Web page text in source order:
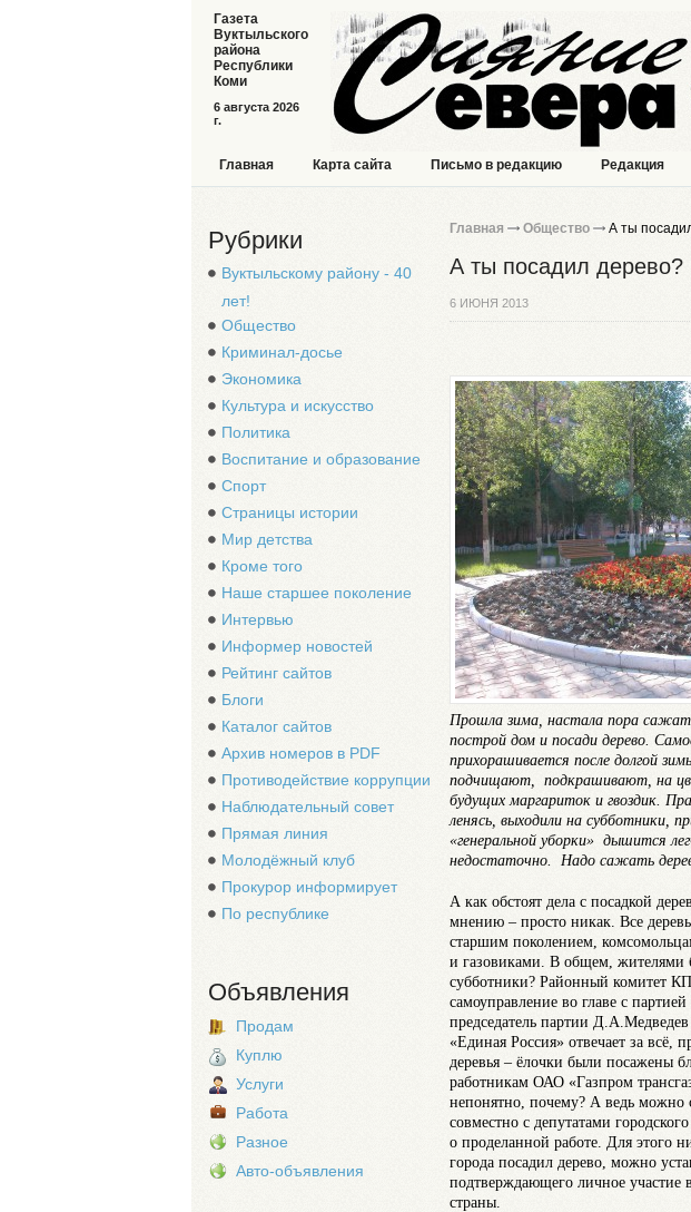
6 августа 2026
г.
Газета
Вуктыльского
района
Республики
Коми
Главная Карта сайта Письмо в редакцию Редакция
Рубрики
Вуктыльскому району - 40
лет!
Общество
Криминал-досье
Экономика
Культура и искусство
Политика
Воспитание и образование
Спорт
Страницы истории
Мир детства
Кроме того
Наше старшее поколение
Интервью
Информер новостей
Рейтинг сайтов
Блоги
Каталог сайтов
Архив номеров в PDF
Противодействие коррупции
Наблюдательный совет
Прямая линия
Молодёжный клуб
Прокурор информирует
По республике
Объявления
Продам
Куплю
Услуги
Работа
Разное
Авто-объявления
Главная Общество А ты
А ты посадил дерево?
6 ИЮНЯ 2013
Прошла зима, настала пора
построй дом и посади дерево.
прихорашивается после долгой
подчищают, подкрашивают, на
будущих маргариток и гвоздик.
ленясь, выходили на субботники,
«генеральной уборки» дышится
недостаточно. Надо сажать
А как обстоят дела с посадкой
мнению – просто никак. Все
старшим поколением,
и газовиками. В общем, жителями
субботники? Районный комитет
самоуправление во главе с
председатель партии
«Единая Россия» отвечает за всё,
деревья – ёлочки были посажены
работникам ОАО «Газпром
непонятно, почему? А ведь можно
совместно с депутатами
о проделанной работе. Для этого
города посадил дерево, можно
подтверждающего личное участие
страны.